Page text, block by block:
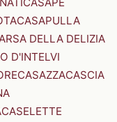
CASAPULLA
DELLA DELIZIA
D'INTELVI
CASAZZACASCIA
CASELETTE